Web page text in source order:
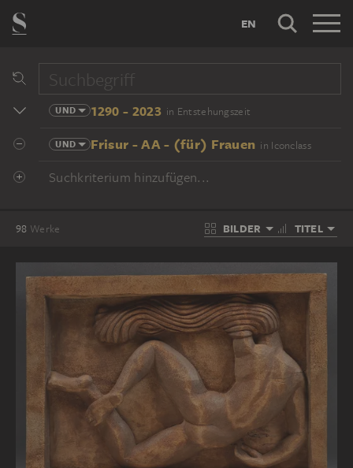
EN
UND 1290 - 2023 in Entstehungszeit
UND Frisur - AA - (für) Frauen in Iconclass
Suchkriterium hinzufügen...
98 Werke BILDER TITEL